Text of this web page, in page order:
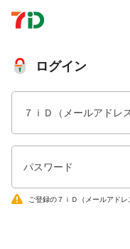
ログイン
７ｉＤ（メールアドレ
パスワード
ご登録の７ｉＤ（メールアド